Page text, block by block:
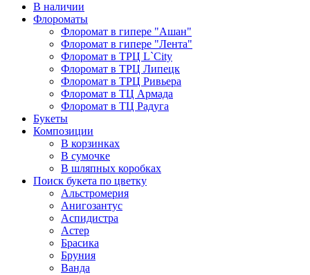
В наличии
Флороматы
Флоромат в гипере "Ашан"
Флоромат в гипере "Лента"
Флоромат в ТРЦ L`City
Флоромат в ТРЦ Липецк
Флоромат в ТРЦ Ривьера
Флоромат в ТЦ Армада
Флоромат в ТЦ Радуга
Букеты
Композиции
В корзинках
В сумочке
В шляпных коробках
Поиск букета по цветку
Альстромерия
Анигозантус
Аспидистра
Астер
Брасика
Бруния
Ванда